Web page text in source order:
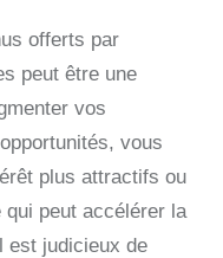
offerts par
peut être une
vos
vous
plus attractifs ou
peut accélérer la
est judicieux de